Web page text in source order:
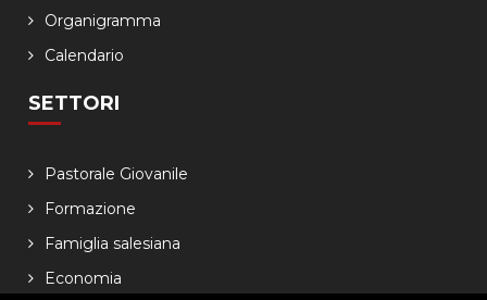
Organigramma
Calendario
SETTORI
Pastorale Giovanile
Formazione
Famiglia salesiana
Economia